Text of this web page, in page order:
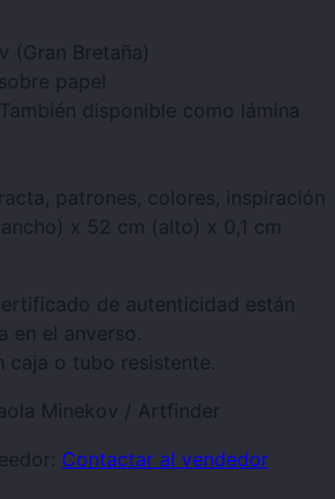
(Gran Bretaña)
papel
disponible como lámina
patrones, colores, inspiración
x 52 cm (alto) x 0,1 cm
de autenticidad están
en el anverso.
caja o tubo resistente.
Minekov / Artfinder
Contactar al vendedor